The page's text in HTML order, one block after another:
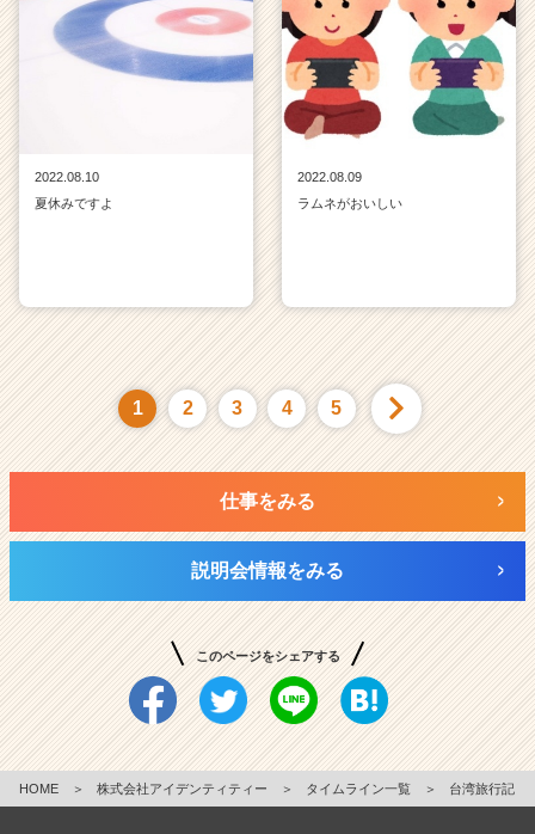
2022.08.10
夏休みですよ
2022.08.09
ラムネがおいしい
1 2 3 4 5
仕事をみる
説明会情報をみる
このページをシェアする
HOME ＞ 株式会社アイデンティティー ＞ タイムライン一覧 ＞ 台湾旅行記